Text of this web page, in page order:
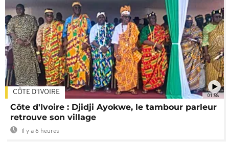
01:58
CÔTE D'IVOIRE
Côte d'Ivoire : Djidji Ayokwe, le tambour parleur
retrouve son village
Il y a 6 heures